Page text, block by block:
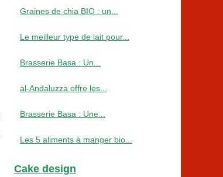
Graines de chia BIO : un...
Le meilleur type de lait pour...
Brasserie Basa : Un...
al-Andaluzza offre les...
Brasserie Basa : Une...
Les 5 aliments à manger bio...
Cake design